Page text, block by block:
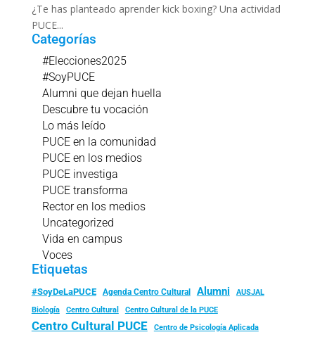
¿Te has planteado aprender kick boxing? Una actividad
PUCE...
Categorías
#Elecciones2025
#SoyPUCE
Alumni que dejan huella
Descubre tu vocación
Lo más leído
PUCE en la comunidad
PUCE en los medios
PUCE investiga
PUCE transforma
Rector en los medios
Uncategorized
Vida en campus
Voces
Etiquetas
#SoyDeLaPUCE Agenda Centro Cultural Alumni
AUSJAL
Biología
Centro Cultural Centro Cultural de la PUCE
Centro Cultural PUCE Centro de Psicología Aplicada